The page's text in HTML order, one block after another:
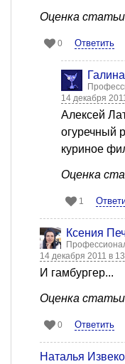
Оценка
0 Ответить
14 декабря
Алексей
огуречный
куриное
Оценка
1
Ксения
14 декабря 2011 в
И гамбургер...
Оценка
0 Ответить
Наталья